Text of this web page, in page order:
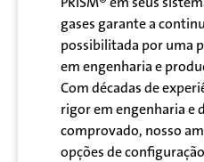
gases garante a
possibilitada por uma
em engenharia e
Com décadas de
rigor em engenharia e
comprovado, nosso
opções de